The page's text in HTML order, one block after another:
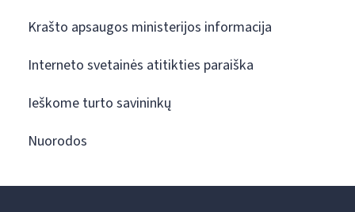
Krašto apsaugos ministerijos informacija
Interneto svetainės atitikties paraiška
Ieškome turto savininkų
Nuorodos